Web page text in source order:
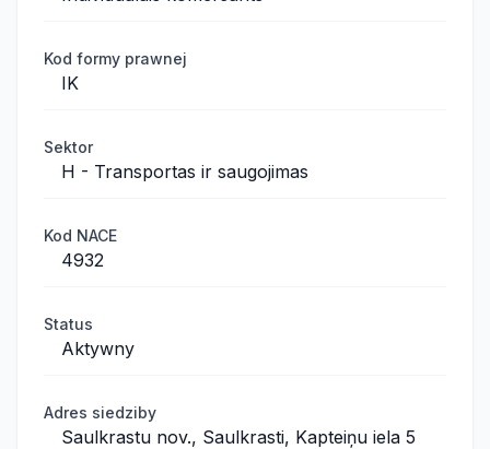
Kod formy prawnej
IK
Sektor
H - Transportas ir saugojimas
Kod NACE
4932
Status
Aktywny
Adres siedziby
Saulkrastu nov., Saulkrasti, Kapteiņu iela 5